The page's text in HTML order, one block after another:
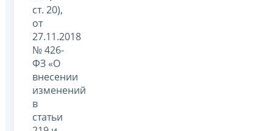
ст. 20),
от
27.11.2018
№ 426-
ФЗ «О
внесении
изменений
в
статьи